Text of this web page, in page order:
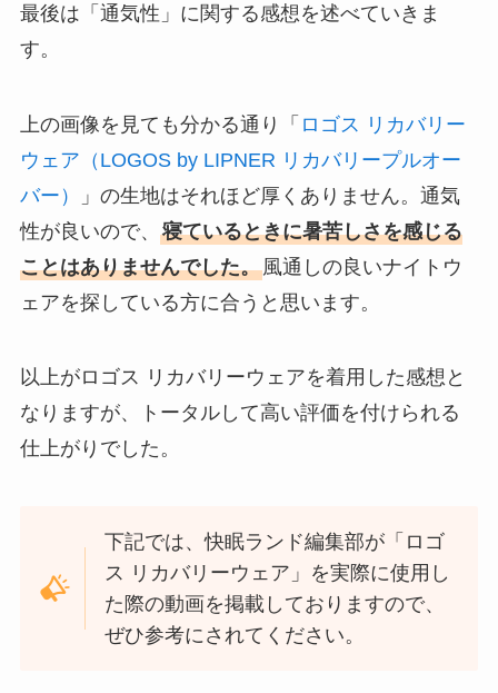
最後は「通気性」に関する感想を述べていきま
す。
上の画像を見ても分かる通り「 ロゴス リカバリー
ウェア（LOGOS by LIPNER リカバリープルオー
バー）
」の生地はそれほど厚くありません。通気
性が良いので、 寝ているときに暑苦しさを感じる
ことはありませんでした。風通しの良いナイトウ
ェアを探している方に合うと思います。
以上がロゴス リカバリーウェアを着用した感想と
なりますが、トータルして高い評価を付けられる
仕上がりでした。
下記では、快眠ランド編集部が「ロゴ
ス リカバリーウェア」を実際に使用し
た際の動画を掲載しておりますので、
ぜひ参考にされてください。